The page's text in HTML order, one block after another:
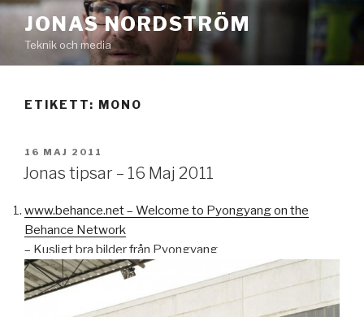
Hoppa
innehåll
JONAS NORDSTRÖM
Teknik och media
ETIKETT: MONO
PUBLICERAT
16 MAJ 2011
Jonas tipsar – 16 Maj 2011
www.behance.net – Welcome to Pyongyang on the
Behance Network
– Kusligt bra bilder från Pyongyang